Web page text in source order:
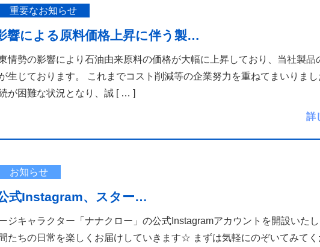
重要なお知らせ
響による原料価格上昇に伴う製…
情勢の影響により石油由来原料の価格が大幅に上昇しており、当社製品
生じております。 これまでコスト削減等の企業努力を重ねてまいりま
が困難な状況となり、誠 [ … ]
詳
お知らせ
式Instagram、スター…
ジキャラクター「ナナクロー」の公式Instagramアカウントを開設いた
たちの日常を楽しくお届けしていきます☆ まずは気軽にのぞいてみてく